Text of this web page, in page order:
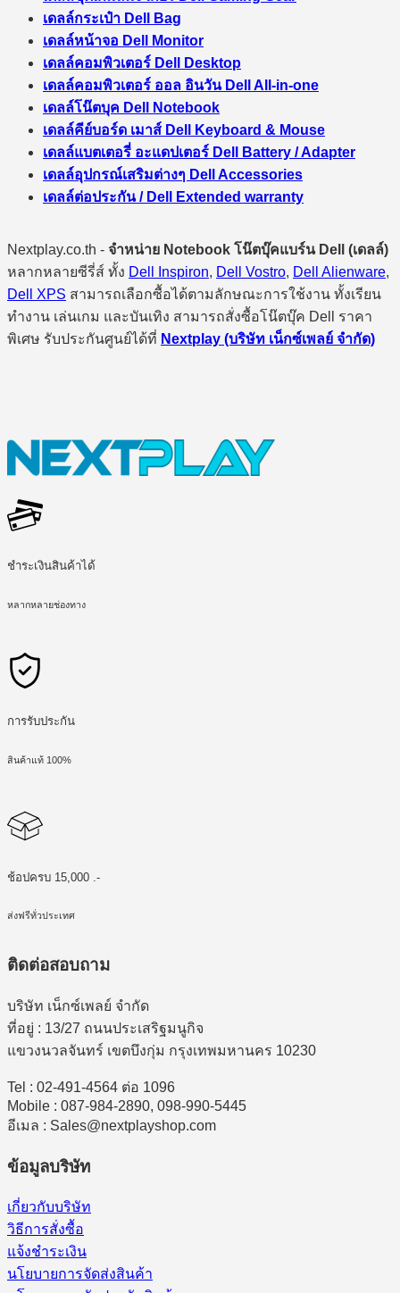
เดลล์กระเป๋า Dell Bag
เดลล์หน้าจอ Dell Monitor
เดลล์คอมพิวเตอร์ Dell Desktop
เดลล์คอมพิวเตอร์ ออล อินวัน Dell All-in-one
เดลล์โน๊ตบุค Dell Notebook
เดลล์คีย์บอร์ด เมาส์ Dell Keyboard & Mouse
เดลล์แบตเตอรี่ อะแดปเตอร์ Dell Battery / Adapter
เดลล์อุปกรณ์เสริมต่างๆ Dell Accessories
เดลล์ต่อประกัน / Dell Extended warranty
Nextplay.co.th - จำหน่าย Notebook โน๊ตบุ๊คแบร์น Dell (เดลล์)
หลากหลายซีรี่ส์ ทั้ง Dell Inspiron, Dell Vostro, Dell Alienware,
Dell XPS สามารถเลือกซื้อได้ตามลักษณะการใช้งาน ทั้งเรียน
ทำงาน เล่นเกม และบันเทิง สามารถสั่งซื้อโน๊ตบุ๊ค Dell ราคา
พิเศษ รับประกันศูนย์ได้ที่ Nextplay (บริษัท เน็กซ์เพลย์ จำกัด)
ชำระเงินสินค้าได้
หลากหลายช่องทาง
การรับประกัน
สินค้าแท้ 100%
ช้อปครบ 15,000 .-
ส่งฟรีทั่วประเทศ
ติดต่อสอบถาม
บริษัท เน็กซ์เพลย์ จำกัด
ที่อยู่ : 13/27 ถนนประเสริฐมนูกิจ
แขวงนวลจันทร์ เขตบึงกุ่ม กรุงเทพมหานคร 10230
Tel : 02-491-4564 ต่อ 1096
Mobile : 087-984-2890, 098-990-5445
อีเมล : Sales@nextplayshop.com
ข้อมูลบริษัท
เกี่ยวกับบริษัท
วิธีการสั่งซื้อ
แจ้งชำระเงิน
นโยบายการจัดส่งสินค้า